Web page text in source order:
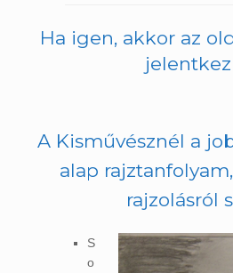
Ha igen, akkor az
A Kisművésznél a
alap
rajzolásról
S
o